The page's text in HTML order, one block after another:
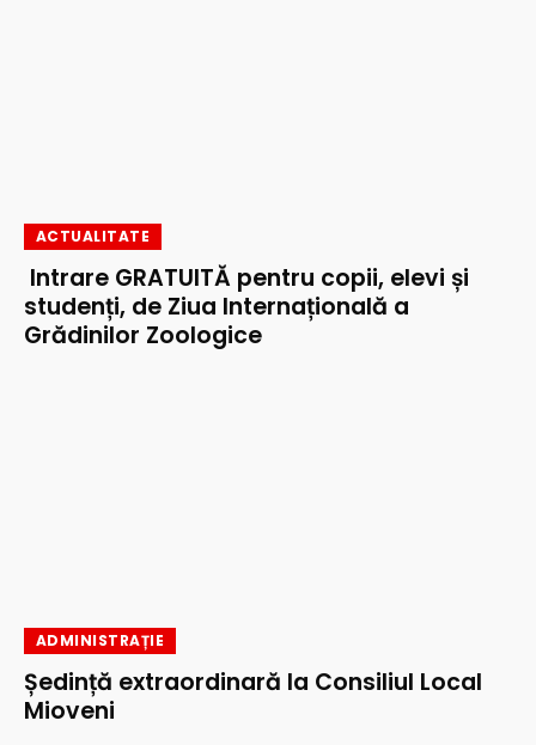
ACTUALITATE
Intrare GRATUITĂ pentru copii, elevi și
studenți, de Ziua Internațională a
Grădinilor Zoologice
ADMINISTRAȚIE
Ședință extraordinară la Consiliul Local
Mioveni